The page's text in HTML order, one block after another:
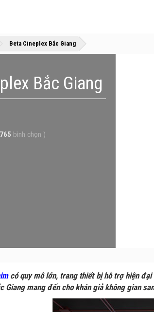
»»
Beta Cineplex Bắc Giang
Bắc Giang
765 bình chọn )
có quy mô lớn, trang thiết bị hỗ trợ hiện đại
Giang mang đến cho khán giả không gian